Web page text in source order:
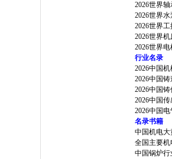
2026世界
2026世界
2026世界
2026世界
2026世界
行业名录
2026中国
2026中国
2026中国
2026中国
2026中国
名录书籍
中国机电大
全国主要机
中国锅炉行